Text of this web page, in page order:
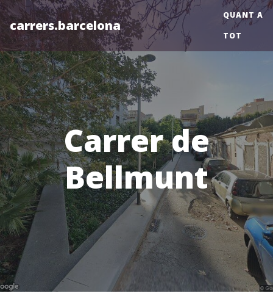
carrers.barcelona
QUANT A
TOT
Carrer de
Bellmunt